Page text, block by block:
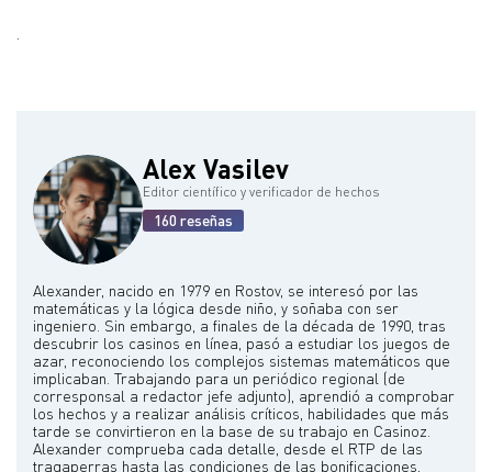
.
Alex Vasilev
Editor científico y verificador de hechos
160 reseñas
Alexander, nacido en 1979 en Rostov, se interesó por las
matemáticas y la lógica desde niño, y soñaba con ser
ingeniero. Sin embargo, a finales de la década de 1990, tras
descubrir los casinos en línea, pasó a estudiar los juegos de
azar, reconociendo los complejos sistemas matemáticos que
implicaban. Trabajando para un periódico regional (de
corresponsal a redactor jefe adjunto), aprendió a comprobar
los hechos y a realizar análisis críticos, habilidades que más
tarde se convirtieron en la base de su trabajo en Casinoz.
Alexander comprueba cada detalle, desde el RTP de las
tragaperras hasta las condiciones de las bonificaciones,